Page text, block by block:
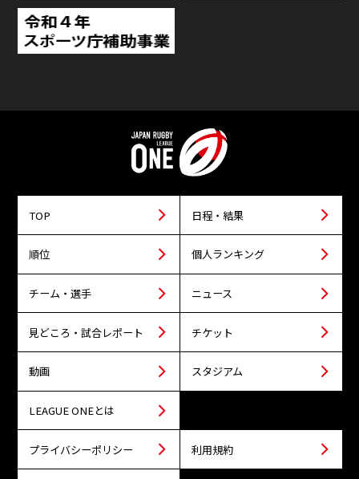
TOP 日程・結果
順位 個人ランキング
チーム・選手 ニュース
見どころ・試合レポート チケット
動画 スタジアム
LEAGUE ONEとは
プライバシーポリシー 利用規約